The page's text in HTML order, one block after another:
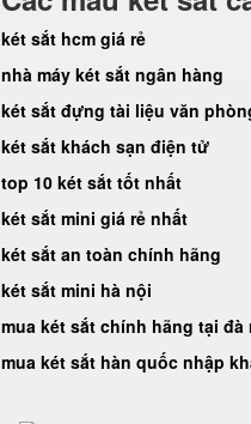
két sắt hcm giá rẻ
nhà máy két sắt ngân hàng
két sắt đựng tài liệu văn
két sắt khách sạn điện tử
top 10 két sắt tốt nhất
két sắt mini giá rẻ nhất
két sắt an toàn chính hãng
két sắt mini hà nội
mua két sắt chính hãng tại đà
mua két sắt hàn quốc nhập